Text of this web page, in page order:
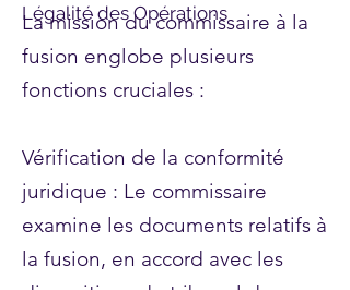
La mission du commissaire à la
fusion englobe plusieurs
fonctions cruciales :
Vérification de la conformité
juridique : Le commissaire
examine les documents relatifs à
la fusion, en accord avec les
Légalité des Opérations